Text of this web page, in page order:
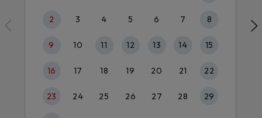
2 3 4 5 6 7 8
9 10 11 12 13 14 15
16 17 18 19 20 21 22
23 24 25 26 27 28 29